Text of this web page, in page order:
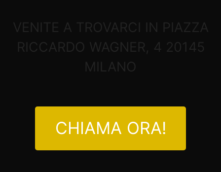
VENITE A TROVARCI IN PIAZZA
RICCARDO WAGNER, 4 20145
MILANO
CHIAMA ORA!